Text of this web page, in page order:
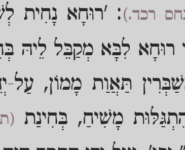
רכד.): 'רוּחָא נָחִית
רוּחָא לִבָּא מְקַבֵּל לֵיהּ
תַּאֲוַת מָמוֹן, עַל-
מָשִׁיחַ, בְּחִינַת